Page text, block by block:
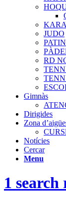
JUDO
RD
Gimnàs
Dirigides
Zona
Notícies
Cercar
Menu
1